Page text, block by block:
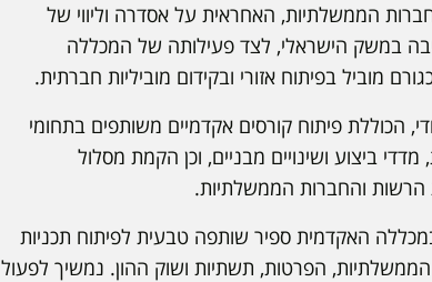
הממשלתיות, האחראית על אסדרה וליווי של
ליבה במשק הישראלי, לצד פעילותה של המכללה
מוביל בפיתוח אזורי ובקידום מוביליות חברתית.
הכוללת פיתוח קורסים אקדמיים משותפים בתחומי
ביצוע ושינויים מבניים, וכן הקמת מסלול
הרשות והחברות הממשלתיות.
במכללה האקדמית ספיר שותפה טבעית לפיתוח תכניות
הממשלתיות, הפרטות, תשתיות ושוק ההון. נמשיך לפעול